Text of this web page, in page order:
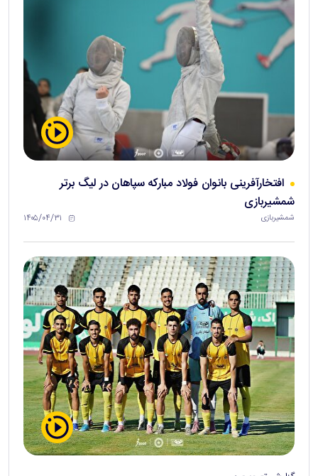
افتخارآفرینی بانوان فولاد مبارکه سپاهان در لیگ برتر
شمشیربازی
شمشیربازی ۱۴۰۵/۰۴/۳۱